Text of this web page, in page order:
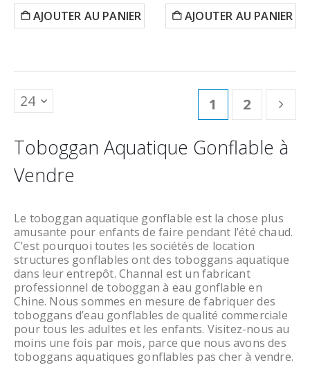
AJOUTER AU PANIER AJOUTER AU PANIER
1 2
Toboggan Aquatique Gonflable à
Vendre
Le toboggan aquatique gonflable est la chose plus
amusante pour enfants de faire pendant l’été chaud.
C’est pourquoi toutes les sociétés de location
structures gonflables ont des toboggans aquatique
dans leur entrepôt. Channal est un fabricant
professionnel de toboggan à eau gonflable en
Chine. Nous sommes en mesure de fabriquer des
toboggans d’eau gonflables de qualité commerciale
pour tous les adultes et les enfants. Visitez-nous au
moins une fois par mois, parce que nous avons des
toboggans aquatiques gonflables pas cher à vendre.